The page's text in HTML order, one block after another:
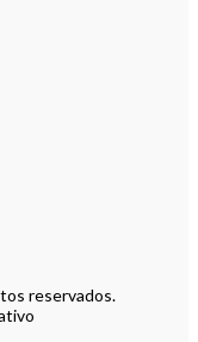
reservados.